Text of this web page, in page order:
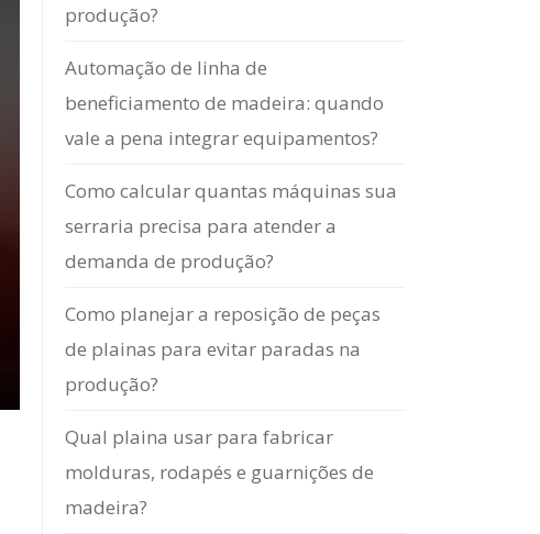
produção?
Automação de linha de
beneficiamento de madeira: quando
vale a pena integrar equipamentos?
Como calcular quantas máquinas sua
serraria precisa para atender a
demanda de produção?
Como planejar a reposição de peças
de plainas para evitar paradas na
produção?
Qual plaina usar para fabricar
molduras, rodapés e guarnições de
madeira?